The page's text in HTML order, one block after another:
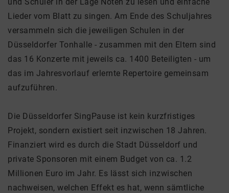
Lieder vom Blatt zu singen. Am Ende des Schuljahres
versammeln sich die jeweiligen Schulen in der
Düsseldorfer Tonhalle - zusammen mit den Eltern sind
das 16 Konzerte mit jeweils ca. 1400 Beteiligten - um
das im Jahresvorlauf erlernte Repertoire gemeinsam
aufzuführen.
Die Düsseldorfer SingPause ist kein kurzfristiges
Projekt, sondern existiert seit inzwischen 18 Jahren.
Finanziert wird es durch die Stadt Düsseldorf und
private Sponsoren mit einem Budget von ca. 1.2
Millionen Euro im Jahr. Es lässt sich inzwischen
nachweisen, welchen Effekt es hat, wenn sämtliche